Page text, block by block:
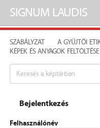
SIGNUM LAUDIS
SZABÁLYZAT
A GYŰJTŐI
KÉPEK ÉS ANYAGOK FELTÖLTÉSE
Bejelentkezés
Felhasználónév